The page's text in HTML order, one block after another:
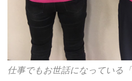
仕事でもお世話になっている